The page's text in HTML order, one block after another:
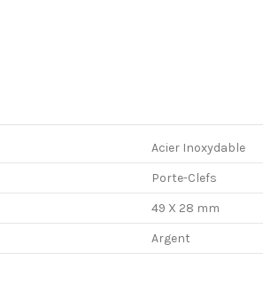
Acier Inoxydable
Porte-Clefs
49 X 28 mm
Argent